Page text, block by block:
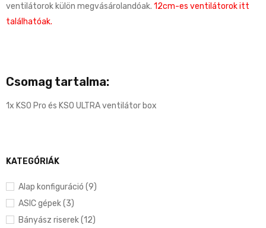
KATEGÓRIÁK
Alap konfiguráció (9)
ASIC gépek (3)
Bányász riserek (12)
ventilátorok külön megvásárolandóak. 12cm-es ventilátorok itt
találhatóak.
Csomag tartalma:
1x KS0 Pro és KS0 ULTRA ventilátor box